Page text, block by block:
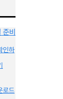
비
인하
로드